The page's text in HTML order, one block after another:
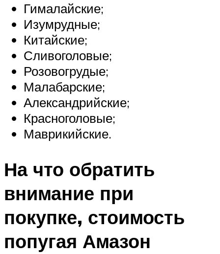
Гималайские;
Изумрудные;
Китайские;
Сливоголовые;
Розовогрудые;
Малабарские;
Александрийские;
Красноголовые;
Маврикийские.
На что обратить
внимание при
покупке, стоимость
попугая Амазон